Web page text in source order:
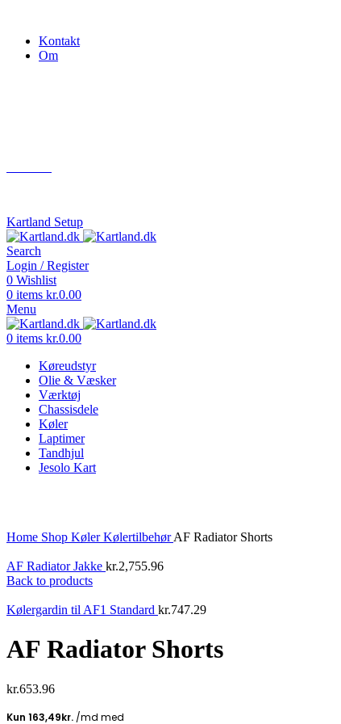
Kontakt
Om
Kartland Setup
Search
Login / Register
0 Wishlist
0 items kr.0.00
Menu
0 items kr.0.00
Køreudstyr
Olie & Væsker
Værktøj
Chassisdele
Køler
Laptimer
Tandhjul
Jesolo Kart
Home Shop KølerKølertilbehørAF Radiator Shorts
AF Radiator Jakke kr.2,755.96
Back to products
Kølergardin til AF1 Standard kr.747.29
AF Radiator Shorts
kr.653.96